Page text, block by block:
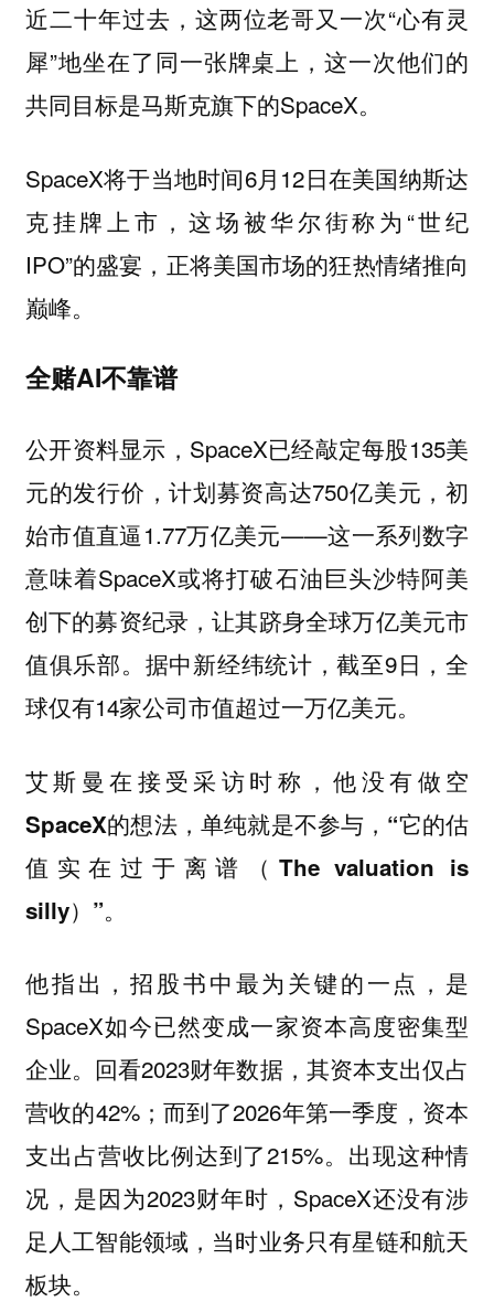
近二十年过去，这两位老哥又一次“心有灵
犀”地坐在了同一张牌桌上，这一次他们的
共同目标是马斯克旗下的SpaceX。
SpaceX将于当地时间6月12日在美国纳斯达
克挂牌上市，这场被华尔街称为“世纪
IPO”的盛宴，正将美国市场的狂热情绪推向
巅峰。
全赌AI不靠谱
公开资料显示，SpaceX已经敲定每股135美
元的发行价，计划募资高达750亿美元，初
始市值直逼1.77万亿美元——这一系列数字
意味着SpaceX或将打破石油巨头沙特阿美
创下的募资纪录，让其跻身全球万亿美元市
值俱乐部。据中新经纬统计，截至9日，全
球仅有14家公司市值超过一万亿美元。
艾斯曼在接受采访时称，他没有做空
SpaceX的想法，单纯就是不参与，“它的估
值实在过于离谱（The valuation is
silly）”。
他指出，招股书中最为关键的一点，是
SpaceX如今已然变成一家资本高度密集型
企业。回看2023财年数据，其资本支出仅占
营收的42%；而到了2026年第一季度，资本
支出占营收比例达到了215%。出现这种情
况，是因为2023财年时，SpaceX还没有涉
足人工智能领域，当时业务只有星链和航天
板块。